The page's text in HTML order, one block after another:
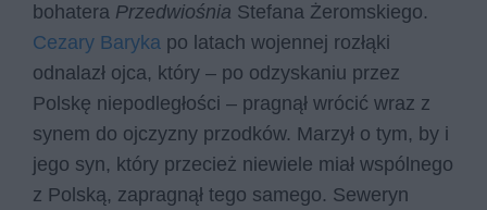
bohatera Przedwiośnia Stefana Żeromskiego.
Cezary Baryka po latach wojennej rozłąki
odnalazł ojca, który – po odzyskaniu przez
Polskę niepodległości – pragnął wrócić wraz z
synem do ojczyzny przodków. Marzył o tym, by i
jego syn, który przecież niewiele miał wspólnego
z Polską, zapragnął tego samego. Seweryn